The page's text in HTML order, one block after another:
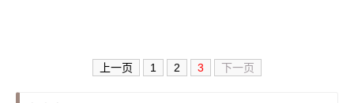
上一页 1 2 3 下一页